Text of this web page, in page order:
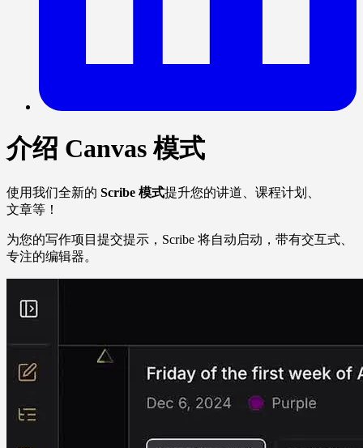
介绍 Canvas 模式
使用我们全新的 Scribe 模式提升您的讲道、课程计划、
文章等！
为您的写作项目提交提示，Scribe 将自动启动，带有交互式、
专注的编辑器。